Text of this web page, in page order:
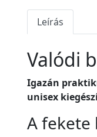
Leírás
Valódi
Igazán
unisex
A fekete